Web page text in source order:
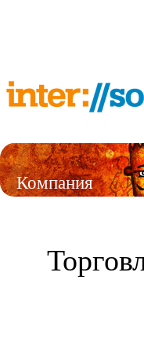
Компания